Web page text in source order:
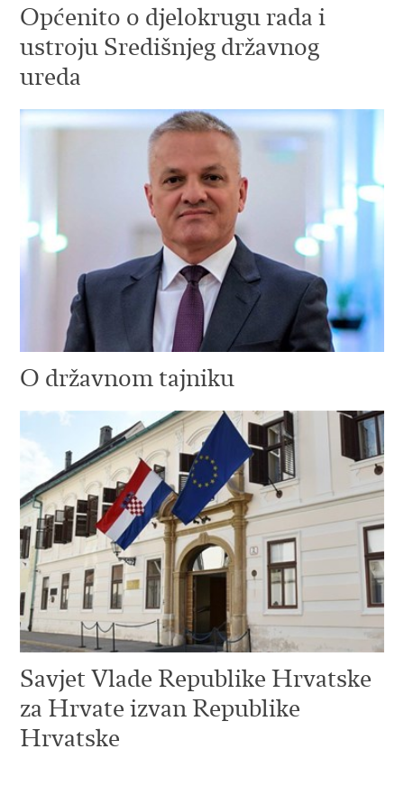
Općenito o djelokrugu rada i
ustroju Središnjeg državnog
ureda
O državnom tajniku
Savjet Vlade Republike Hrvatske
za Hrvate izvan Republike
Hrvatske